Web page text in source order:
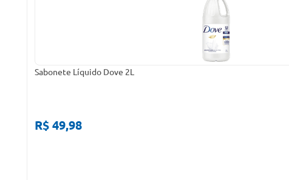
Sabonete Líquido Dove 2L
R$ 49,98